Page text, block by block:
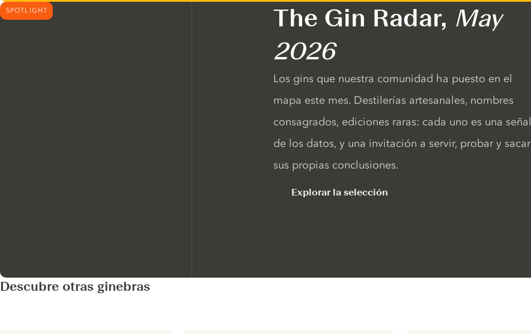
SPOTLIGHT The Gin Radar, May
2026
Los gins que nuestra comunidad ha puesto en el
mapa este mes. Destilerías artesanales, nombres
consagrados, ediciones raras: cada uno es una señal
de los datos, y una invitación a servir, probar y sacar
sus propias conclusiones.
Explorar la selección
Descubre otras ginebras